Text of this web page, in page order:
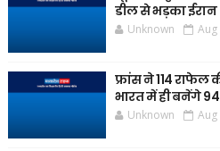
डील से भड़का ईरान
Unknown Aug
फ्रांस ने 114 राफेल
भारत में ही बनेंगे
Unknown Aug